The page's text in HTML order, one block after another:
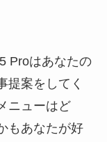
Proはあなたの
提案をしてく
ニューはど
もあなたが好